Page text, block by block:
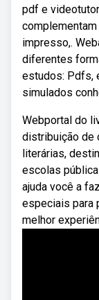
pdf e
impresso,.
diferentes
estudos: Pdfs,
simulados
Webportal do
distribuição de
literárias,
escolas
ajuda você a
especiais para
melhor